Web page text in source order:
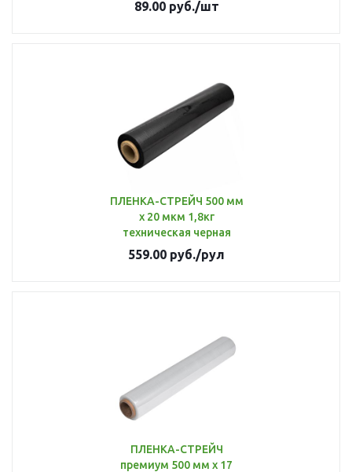
89.00руб./шт
ПЛЕНКА-СТРЕЙЧ 500 мм
х 20 мкм 1,8кг
техническая черная
559.00 руб./рул
ПЛЕНКА-СТРЕЙЧ
премиум 500 мм х 17